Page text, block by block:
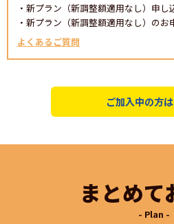
・新プラン（新調整額適用なし）申
・新プラン（新調整額適用なし）のお
よくあるご質問
ご加入中の方
まとめて
- Plan -